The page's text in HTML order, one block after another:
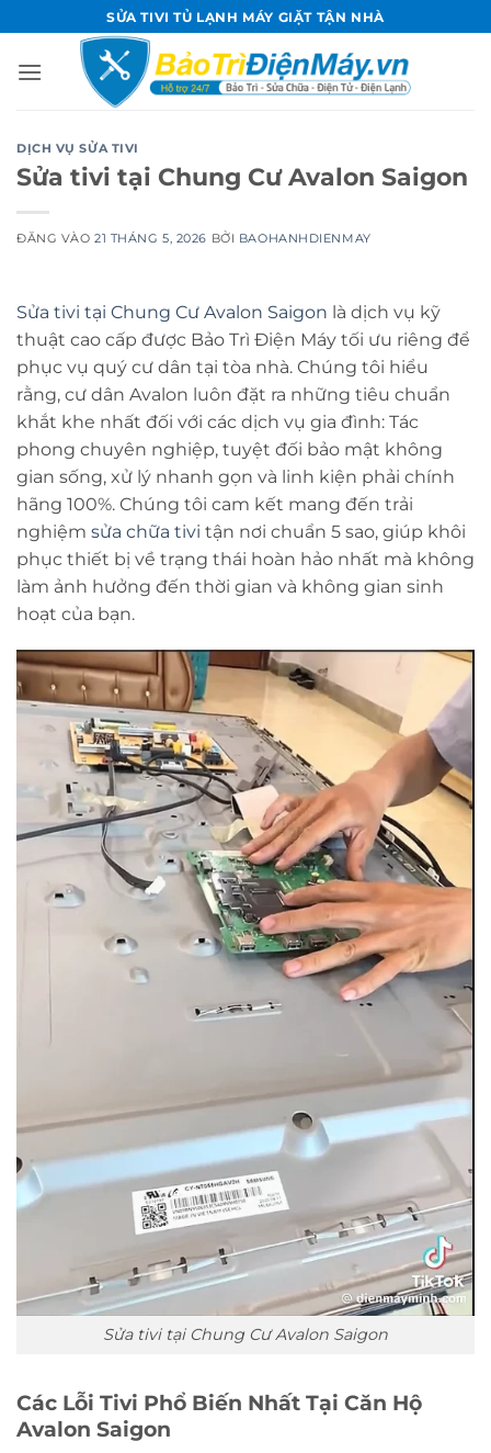
qua
nội
SỬA TIVI TỦ LẠNH MÁY GIẶT TẬN NHÀ
DỊCH VỤ SỬA TIVI
Sửa tivi tại Chung Cư Avalon Saigon
ĐĂNG VÀO21 THÁNG 5, 2026 BỞI BAOHANHDIENMAY
Sửa tivi tại Chung Cư Avalon Saigon là dịch vụ kỹ
thuật cao cấp được Bảo Trì Điện Máy tối ưu riêng để
phục vụ quý cư dân tại tòa nhà. Chúng tôi hiểu
rằng, cư dân Avalon luôn đặt ra những tiêu chuẩn
khắt khe nhất đối với các dịch vụ gia đình: Tác
phong chuyên nghiệp, tuyệt đối bảo mật không
gian sống, xử lý nhanh gọn và linh kiện phải chính
hãng 100%. Chúng tôi cam kết mang đến trải
nghiệm sửa chữa tivi tận nơi chuẩn 5 sao, giúp khôi
phục thiết bị về trạng thái hoàn hảo nhất mà không
làm ảnh hưởng đến thời gian và không gian sinh
hoạt của bạn.
Sửa tivi tại Chung Cư Avalon Saigon
Các Lỗi Tivi Phổ Biến Nhất Tại Căn Hộ
Avalon Saigon